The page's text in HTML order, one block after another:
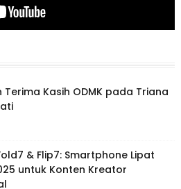
Terima Kasih ODMK pada Triana
& Flip7: Smartphone Lipat
untuk Konten Kreator